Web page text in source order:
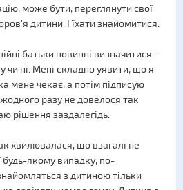
може бути, переглянути свої
дитини. І їхати знайомитися.
батьки повинні визначитися -
чи ні. Мені складно уявити, що я
мене чекає, а потім підписую
разу не довелося так
рішення заздалегідь.
хвилювалася, що взагалі не
будь-якому випадку, по-
з дитиною тільки